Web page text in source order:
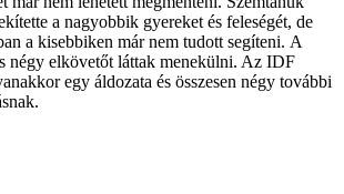
a nagyobbik gyereket és feleségét, de
a kisebbiken már nem tudott segíteni. A
négy elkövetőt láttak menekülni. Az IDF
egy áldozata és összesen négy további